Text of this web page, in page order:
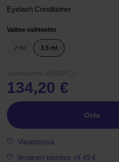
Eyelash Conditioner
Valitse vaihtoehto
2 ml 3.5 ml
Suositushinta 149,00 €
134,20 €
Osta
Varastossa
Ilmainen toimitus yli 49 €